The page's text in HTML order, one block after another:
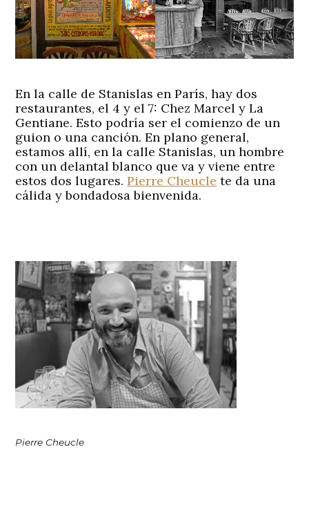
En la calle de Stanislas en París, hay dos
restaurantes, el 4 y el 7: Chez Marcel yLa
Gentiane. Esto podría ser el comienzo de un
guion o una canción. En plano general,
estamos allí, en la calle Stanislas, un hombre
con un delantal blanco que va y viene entre
estos dos lugares.Pierre Cheucle te da una
cálida y bondadosa bienvenida.
Pierre Cheucle